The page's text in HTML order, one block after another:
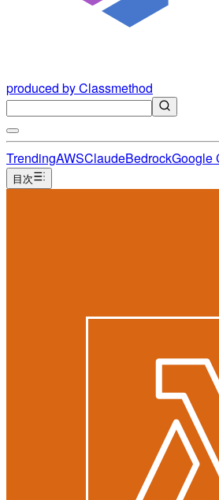
produced by Classmethod
TrendingAWSClaudeBedrockGoogle
目次